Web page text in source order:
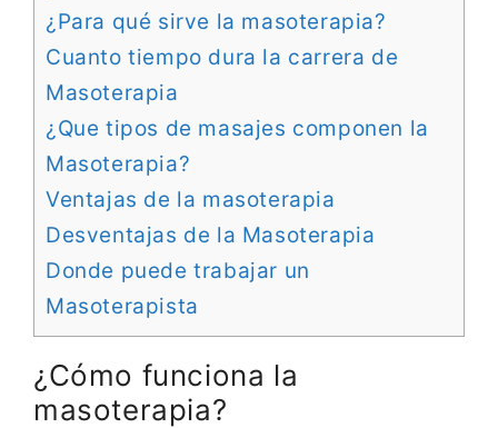
¿Para qué sirve la masoterapia?
Cuanto tiempo dura la carrera de
Masoterapia
¿Que tipos de masajes componen la
Masoterapia?
Ventajas de la masoterapia
Desventajas de la Masoterapia
Donde puede trabajar un
Masoterapista
¿Cómo funciona la
masoterapia?